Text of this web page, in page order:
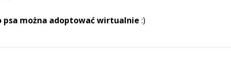
psa można adoptować wirtualnie :)